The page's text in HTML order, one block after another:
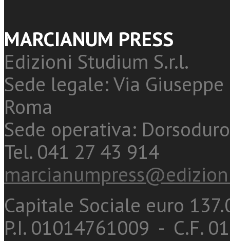
MARCIANUM PRESS
Edizioni Studium S.r.l.
Sede legale: Via
Roma
Sede operativa:
Tel. 041 27 43 914
Capitale Sociale euro
P.I. 01014761009 - C.F.